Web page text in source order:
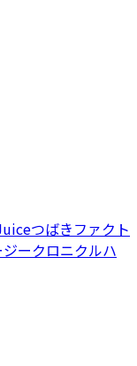
つばきファクト
ジークロニクルハ